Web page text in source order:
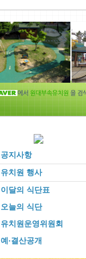
공지사항
유치원 행사
이달의 식단표
오늘의 식단
유치원운영위원회
예·결산공개